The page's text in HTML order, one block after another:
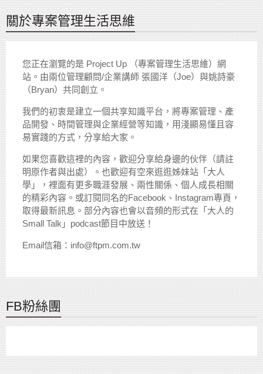
關於專案管理生活思維
您正在瀏覽的是 Project Up （專案管理生活思維）網
站。由兩位管理顧問/企業講師 張國洋（Joe）與姚詩豪
（Bryan）共同創立。
我們的初衷是建立一個共享知識平台，將專案管理、產
品開發、時間管理與企業經營等知識，用淺顯易懂且容
易實踐的方式，分享給大家。
如果您喜歡這裡的內容，歡迎分享給身邊的伙伴（請註
明原作者與出處）。也歡迎有空來逛逛姊妹站「大人
學」，裡面有更多職涯發展、兩性關係、個人成長相關
的精彩內容。或訂閱同名的Facebook、Instagram專頁，
取得最新訊息。部分內容也會以音頻的形式在「大人的
Small Talk」podcast節目中放送！
Email信箱：info@ftpm.com.tw
FB粉絲團